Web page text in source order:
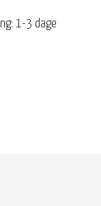
1-3 dage